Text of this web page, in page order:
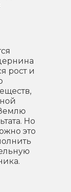
рост и
Но
это